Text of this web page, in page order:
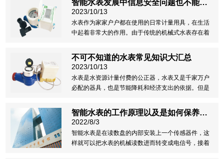
智能水表发展中信息安全问题也不能忽视
2023/10/13
水表作为家家户户都在使用的日常计量用具，在生活
中起着非常大的作用。由于传统的机械式水表存在着
及科学技术的发展和阶梯水价的实行，智能水表已经
成为水表行业未来的发展趋势。
不可不知道的水表常见知识大汇总
2023/10/13
水表是水资源计量付费的公正器，水表又是千家万户
必配的器具，也是节能降耗和经济支出的依据。但是
的了解也是微乎其微的，下面让我们一起学习一下水
表常识。
智能水表的工作原理以及是如何保养的？
2022/8/3
智能水表是在读数盘的内部安装上一个传感器件，这
样就可以把水表的机械读数进而转变成电信号，接着